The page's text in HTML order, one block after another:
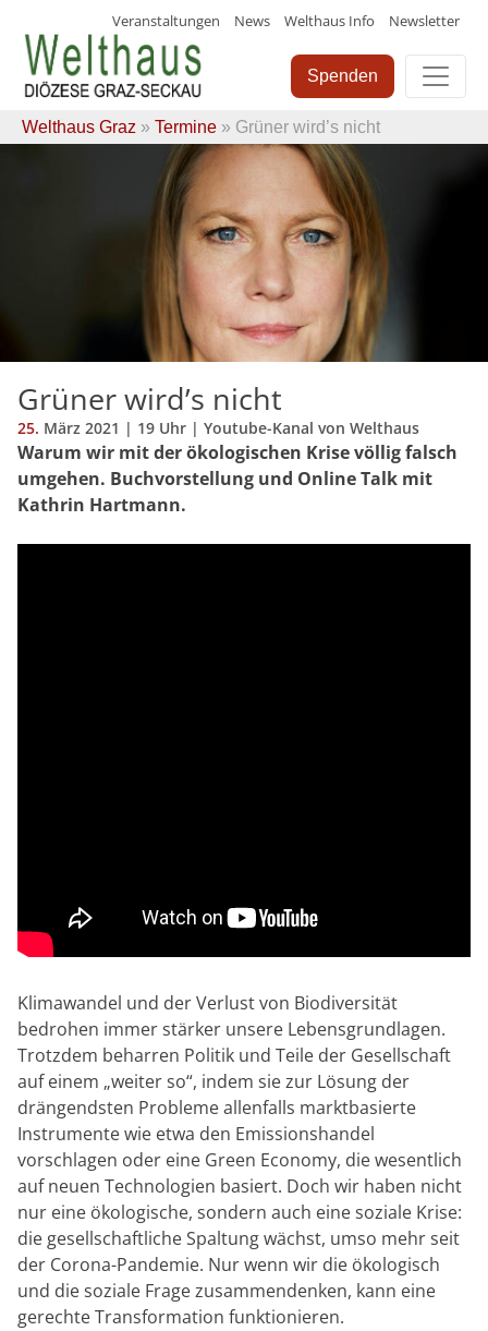
Skip
content
Veranstaltungen News Welthaus Info Newsletter
Spenden
Welthaus Graz » Termine » Grüner wird’s nicht
Grüner wird’s nicht
25. März 2021 | 19 Uhr | Youtube-Kanal von Welthaus
Warum wir mit der ökologischen Krise völlig falsch
umgehen. Buchvorstellung und Online Talk mit
Kathrin Hartmann.
Klimawandel und der Verlust von Biodiversität
bedrohen immer stärker unsere Lebensgrundlagen.
Trotzdem beharren Politik und Teile der Gesellschaft
auf einem „weiter so“, indem sie zur Lösung der
drängendsten Probleme allenfalls marktbasierte
Instrumente wie etwa den Emissionshandel
vorschlagen oder eine Green Economy, die wesentlich
auf neuen Technologien basiert. Doch wir haben nicht
nur eine ökologische, sondern auch eine soziale Krise:
die gesellschaftliche Spaltung wächst, umso mehr seit
der Corona-Pandemie. Nur wenn wir die ökologisch
und die soziale Frage zusammendenken, kann eine
gerechte Transformation funktionieren.